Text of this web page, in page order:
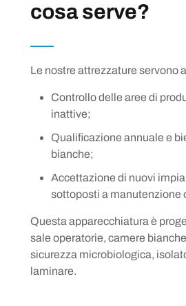
cosa serve?
Le nostre attrezzature servono
Controllo delle aree di
inattive;
Qualificazione annuale e
bianche;
Accettazione di nuovi
sottoposti a manutenzione
Questa apparecchiatura è
sale operatorie, camere
sicurezza microbiologica,
laminare.